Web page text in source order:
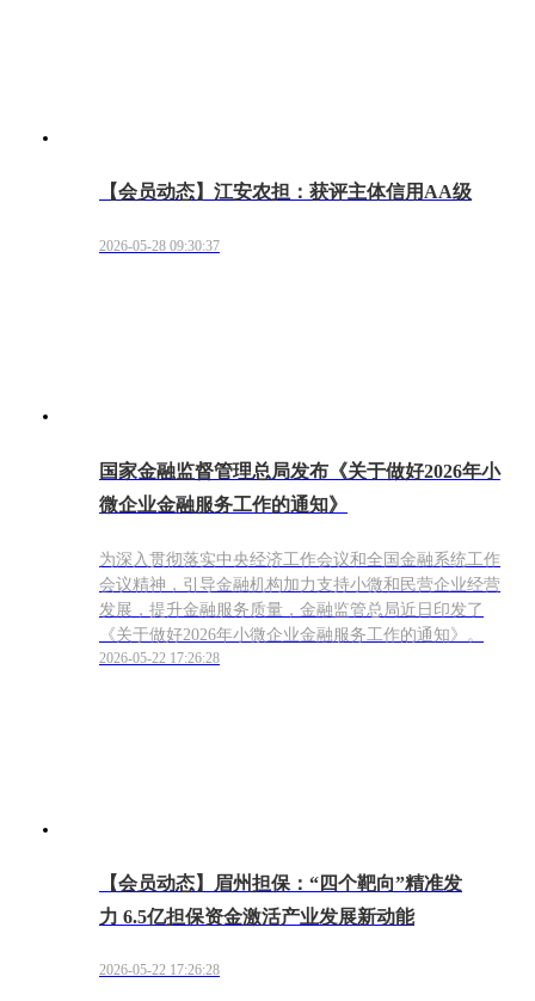
【会员动态】江安农担：获评主体信用AA级
2026-05-28 09:30:37
国家金融监督管理总局发布《关于做好2026年小
微企业金融服务工作的通知》
为深入贯彻落实中央经济工作会议和全国金融系统工作
会议精神，引导金融机构加力支持小微和民营企业经营
发展，提升金融服务质量，金融监管总局近日印发了
《关于做好2026年小微企业金融服务工作的通知》。
2026-05-22 17:26:28
【会员动态】眉州担保：“四个靶向”精准发
力 6.5亿担保资金激活产业发展新动能
2026-05-22 17:26:28